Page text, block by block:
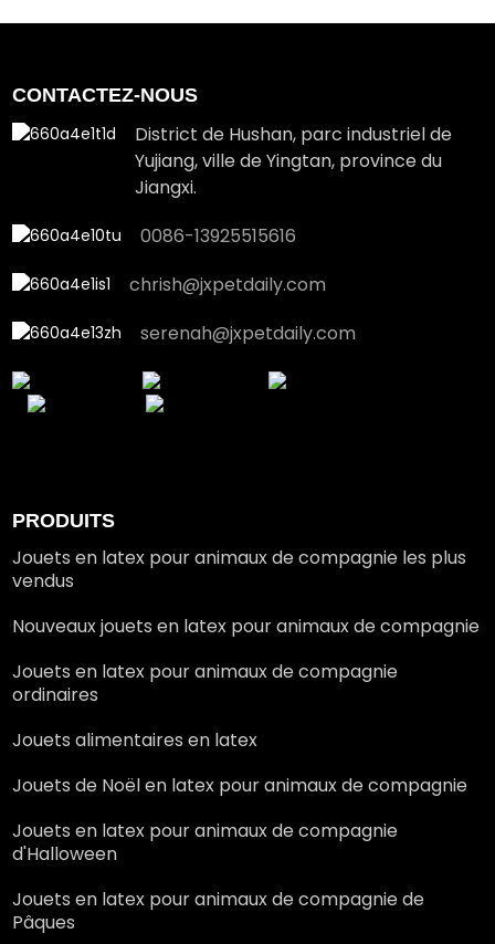
CONTACTEZ-NOUS
District de Hushan, parc industriel de
Yujiang, ville de Yingtan, province du
Jiangxi.
0086-13925515616
chrish@jxpetdaily.com
serenah@jxpetdaily.com
PRODUITS
Jouets en latex pour animaux de compagnie les plus
vendus
Nouveaux jouets en latex pour animaux de compagnie
Jouets en latex pour animaux de compagnie
ordinaires
Jouets alimentaires en latex
Jouets de Noël en latex pour animaux de compagnie
Jouets en latex pour animaux de compagnie
d'Halloween
Jouets en latex pour animaux de compagnie de
Pâques